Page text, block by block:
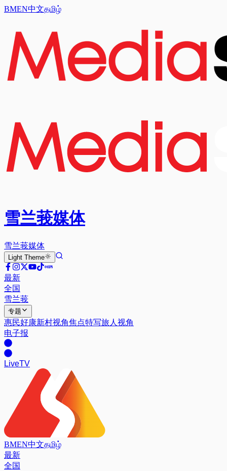
BMEN中文தமிழ்
雪兰莪媒体
雪兰莪媒体
Light Theme
最新
全国
雪兰莪
专题
惠民好康新村视角焦点特写旅人视角
电子报
LiveTV
BMEN中文தமிழ்
最新
全国